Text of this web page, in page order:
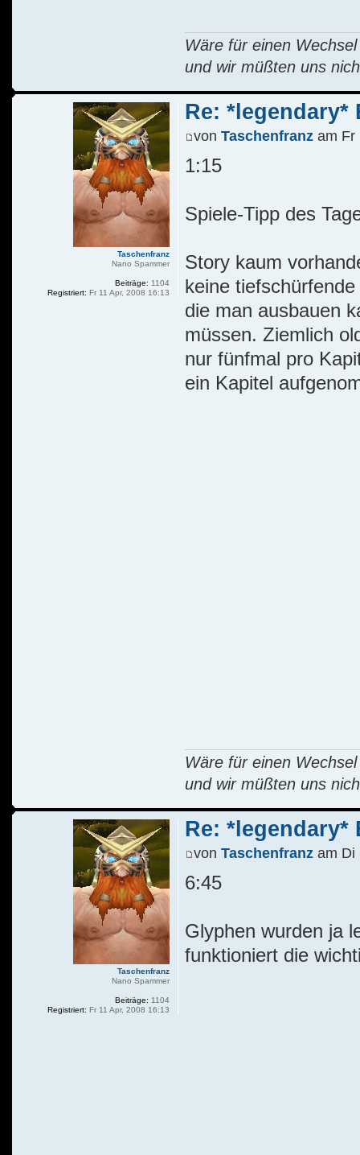
Wäre für einen
und wir müßten uns
Re: *legendary*
von Taschenfranzam Fr
1:15
Spiele-Tipp des
Story kaum
keine
die man ausbauen
müssen. Ziemlich
nur fünfmal pro
ein Kapitel
Wäre für einen
und wir müßten uns
Taschenfranz
Nano Spammer
Beiträge: 1104
Registriert: Fr 11 Apr, 2008 16:13
Re: *legendary*
von Taschenfranzam Di
6:45
Glyphen wurden ja
funktioniert die
Taschenfranz
Nano Spammer
Beiträge: 1104
Registriert: Fr 11 Apr, 2008 16:13